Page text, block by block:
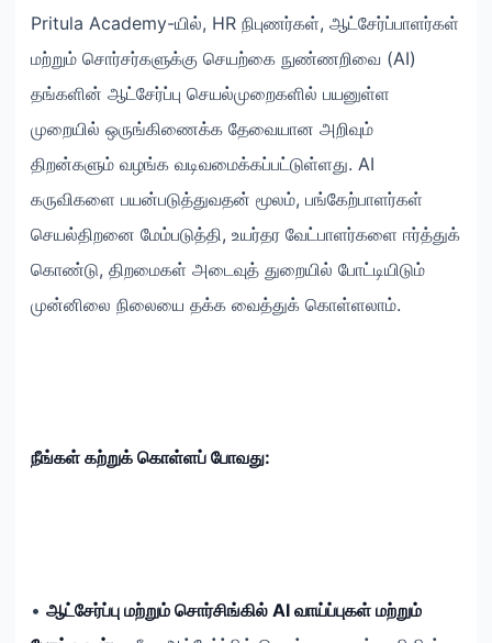
Pritula Academy-யில், HR நிபுணர்கள், ஆட்சேர்ப்பாளர்கள்
மற்றும் சொர்சர்களுக்கு செயற்கை நுண்ணறிவை (AI)
தங்களின் ஆட்சேர்ப்பு செயல்முறைகளில் பயனுள்ள
முறையில் ஒருங்கிணைக்க தேவையான அறிவும்
திறன்களும் வழங்க வடிவமைக்கப்பட்டுள்ளது. AI
கருவிகளை பயன்படுத்துவதன் மூலம், பங்கேற்பாளர்கள்
செயல்திறனை மேம்படுத்தி, உயர்தர வேட்பாளர்களை ஈர்த்துக்
கொண்டு, திறமைகள் அடைவுத் துறையில் போட்டியிடும்
முன்னிலை நிலையை தக்க வைத்துக் கொள்ளலாம்.
நீங்கள் கற்றுக் கொள்ளப் போவது:
• ஆட்சேர்ப்பு மற்றும் சொர்சிங்கில் AI வாய்ப்புகள் மற்றும்